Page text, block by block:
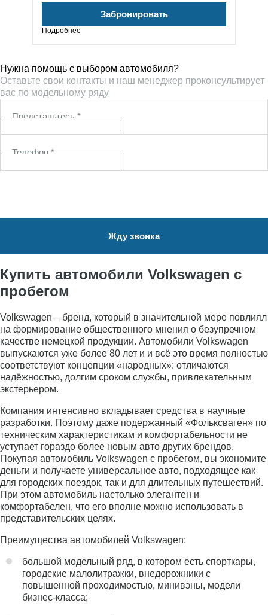
Забронировать
Подробнее
Нужна помощь с выбором автомобиля?
Оставьте свои контакты и наш менеджер проконсультирует
вас по модельному ряду
Представьтесь*
Телефон*
Жду звонка
Купить автомобили Volkswagen с
пробегом
Volkswagen – бренд, который в значительной мере повлиял
на формирование общественного мнения о безупречном
качестве немецкой продукции. Автомобили Volkswagen
выпускаются уже более 80 лет и и всё это время полностью
соответствуют концепции «народных»: отличаются
надёжностью, долгим сроком службы, привлекательным
экстерьером.
Компания интенсивно вкладывает средства в научные
разработки. Поэтому даже подержанный «Фольксваген» по
техническим характеристикам и комфортабельности не
уступает гораздо более новым авто других брендов.
Покупая автомобиль Volkswagen с пробегом, вы экономите
деньги и получаете универсальное авто, подходящее как
для городских поездок, так и для длительных путешествий.
При этом автомобиль настолько элегантен и
комфортабелен, что его вполне можно использовать в
представительских целях.
Преимущества автомобилей Volkswagen:
большой модельный ряд, в котором есть спорткары,
городские малолитражки, внедорожники с
повышенной проходимостью, минивэны, модели
бизнес-класса;